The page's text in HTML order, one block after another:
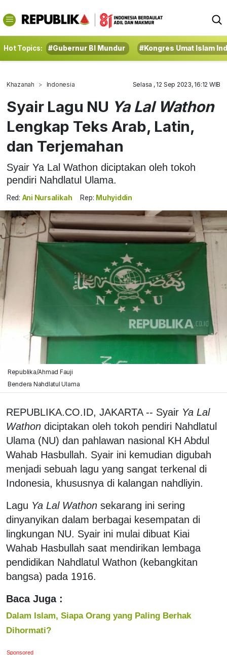
Hot Topics: #Gubernur BI Mundur #Kongres Umat Islam
Khazanah Indonesia Selasa , 12 Sep 2023, 16:12 WIB
Syair Lagu NU Ya Lal Wathon
Lengkap Teks Arab, Latin,
dan Terjemahan
Syair Ya Lal Wathon diciptakan oleh tokoh
pendiri Nahdlatul Ulama.
Red: Ani Nursalikah Rep: Muhyiddin
Republika/Ahmad Fauji
Bendera Nahdlatul Ulama
REPUBLIKA.CO.ID, JAKARTA -- Syair Ya Lal
Wathon diciptakan oleh tokoh pendiri Nahdlatul
Ulama (NU) dan pahlawan nasional KH Abdul
Wahab Hasbullah. Syair ini kemudian digubah
menjadi sebuah lagu yang sangat terkenal di
Indonesia, khususnya di kalangan nahdliyin.
Lagu Ya Lal Wathon sekarang ini sering
dinyanyikan dalam berbagai kesempatan di
lingkungan NU. Syair ini mulai dibuat Kiai
Wahab Hasbullah saat mendirikan lembaga
pendidikan Nahdlatul Wathon (kebangkitan
bangsa) pada 1916.
Baca Juga :
Dalam Islam, Siapa Orang yang Paling Berhak
Dihormati?
Sponsored